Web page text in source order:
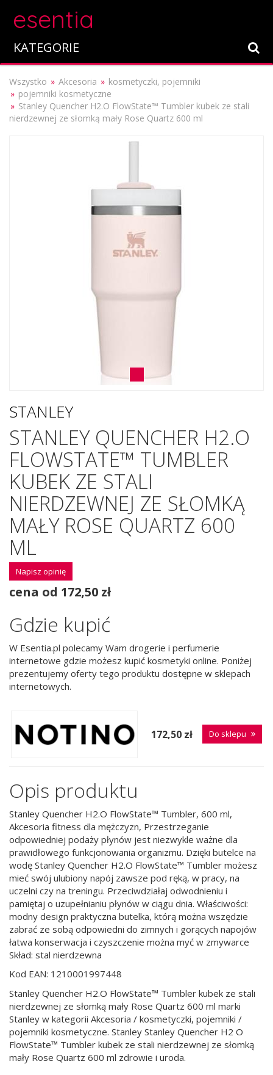
esentia
KATEGORIE
Wszystko Akcesoria
kosmetyczki, pojemniki
pojemniki kosmetyczne
Stanley Quencher H2.O FlowState™ Tumbler kubek ze stali
nierdzewnej ze słomką mały Rose Quartz 600 ml
STANLEY
STANLEY QUENCHER H2.O
FLOWSTATE™ TUMBLER
KUBEK ZE STALI
NIERDZEWNEJ ZE SŁOMKĄ
MAŁY ROSE QUARTZ 600
ML
Napisz opinię
cena od 172,50 zł
Gdzie kupić
W Esentia.pl polecamy Wam drogerie i perfumerie
internetowe gdzie możesz kupić kosmetyki online. Poniżej
prezentujemy oferty tego produktu dostępne w sklepach
internetowych.
172,50 zł Do sklepu
Opis produktu
Stanley Quencher H2.O FlowState™ Tumbler, 600 ml,
Akcesoria fitness dla mężczyzn, Przestrzeganie
odpowiedniej podaży płynów jest niezwykle ważne dla
prawidłowego funkcjonowania organizmu. Dzięki butelce na
wodę Stanley Quencher H2.O FlowState™ Tumbler możesz
mieć swój ulubiony napój zawsze pod ręką, w pracy, na
uczelni czy na treningu. Przeciwdziałaj odwodnieniu i
pamiętaj o uzupełnianiu płynów w ciągu dnia. Właściwości:
modny design praktyczna butelka, którą można wszędzie
zabrać ze sobą odpowiedni do zimnych i gorących napojów
łatwa konserwacja i czyszczenie można myć w zmywarce
Skład: stal nierdzewna
Kod EAN: 1210001997448
Stanley Quencher H2.O FlowState™ Tumbler kubek ze stali
nierdzewnej ze słomką mały Rose Quartz 600 ml marki
Stanley w kategorii Akcesoria / kosmetyczki, pojemniki /
pojemniki kosmetyczne. Stanley Stanley Quencher H2 O
FlowState™ Tumbler kubek ze stali nierdzewnej ze słomką
mały Rose Quartz 600 ml zdrowie i uroda.